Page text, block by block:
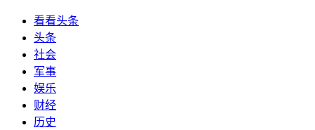
看看头条
头条
社会
军事
娱乐
财经
历史